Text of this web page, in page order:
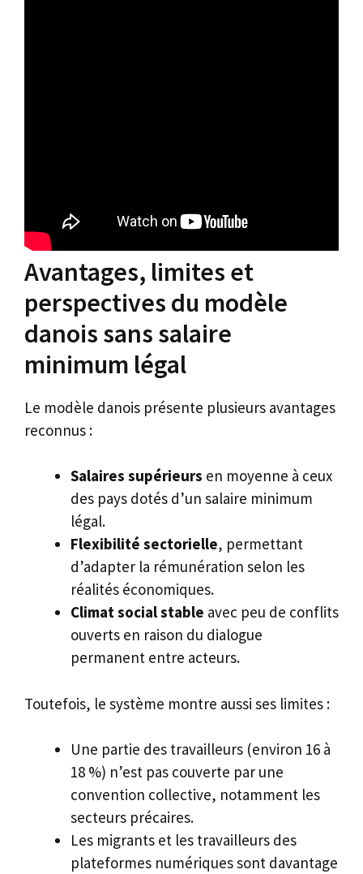
Avantages, limites et
perspectives du modèle
danois sans salaire
minimum légal
Le modèle danois présente plusieurs avantages
reconnus :
Salaires supérieurs en moyenne à ceux
des pays dotés d’un salaire minimum
légal.
Flexibilité sectorielle, permettant
d’adapter la rémunération selon les
réalités économiques.
Climat social stable avec peu de conflits
ouverts en raison du dialogue
permanent entre acteurs.
Toutefois, le système montre aussi ses limites :
Une partie des travailleurs (environ 16 à
18 %) n’est pas couverte par une
convention collective, notamment les
secteurs précaires.
Les migrants et les travailleurs des
plateformes numériques sont davantage